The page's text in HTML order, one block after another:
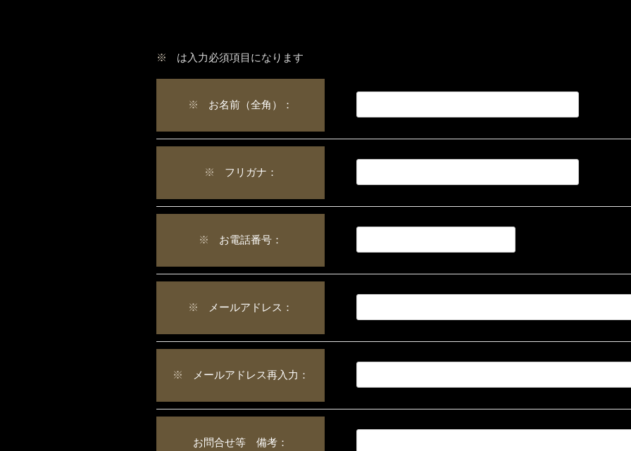
※ は入力必須項目になります
※ お名前（全角）：
※ フリガナ：
※ お電話番号：
※ メールアドレス：
※ メールアドレス再入力：
お問合せ等 備考：